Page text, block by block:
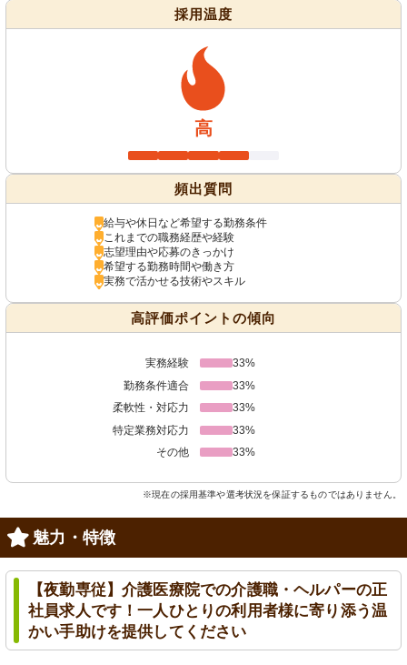
採用温度
高
頻出質問
給与や休日など希望する勤務条件
これまでの職務経歴や経験
志望理由や応募のきっかけ
希望する勤務時間や働き方
実務で活かせる技術やスキル
高評価ポイントの傾向
実務経験
33%
勤務条件適合
33%
柔軟性・対応力
33%
特定業務対応力
33%
その他
33%
※現在の採用基準や選考状況を保証するものではありません。
魅力・特徴
【夜勤専従】介護医療院での介護職・ヘルパーの正
社員求人です！一人ひとりの利用者様に寄り添う温
かい手助けを提供してください